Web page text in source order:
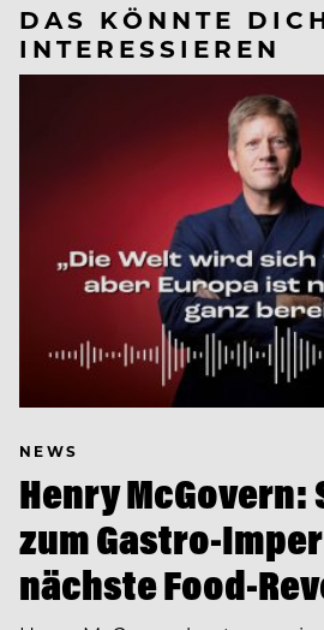
DAS KÖNNTE
INTERESSIEREN
NEWS
Henry McGovern:
zum Gastro-
nächste Food-